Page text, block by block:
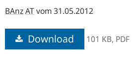
BAnzATvom 31.05.2012
Download 101 KB, PDF